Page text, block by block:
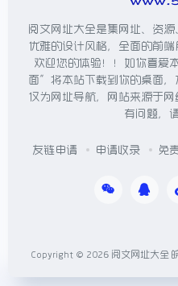
阅文网址大全是集网址、资
优雅的设计风格，全面的前端
欢迎您的体验！！如你喜爱
面”将本站下载到你的桌面，
仅为网址导航，网站来源于
有问题，
友链申请 申请收录 免
Copyright © 2026 阅文网址大全